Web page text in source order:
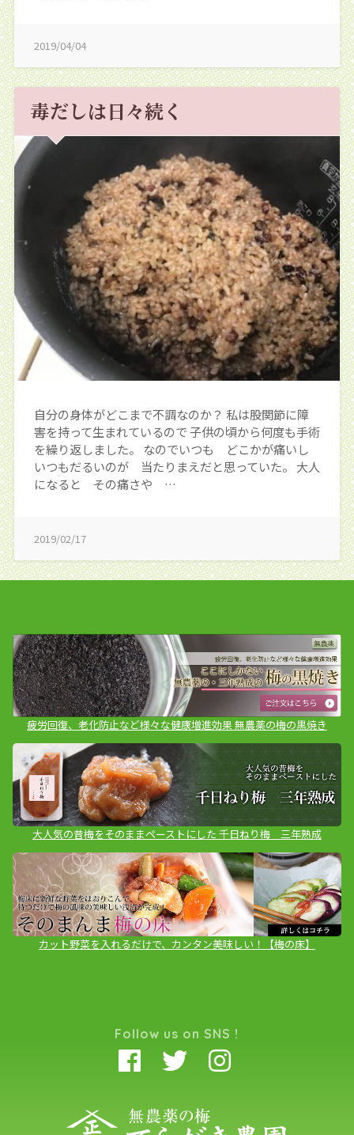
2019/04/04
毒だしは日々続く
自分の身体がどこまで不調なのか？ 私は股関節に障
害を持って生まれているので 子供の頃から何度も手術
を繰り返しました。 なのでいつも どこかが痛いし
いつもだるいのが 当たりまえだと思っていた。 大人
になると その痛さや …
2019/02/17
疲労回復、老化防止など様々な健康増進効果 無農薬の梅の黒焼き
大人気の昔梅をそのままペーストにした 千日ねり梅 三年熟成
カット野菜を入れるだけで、カンタン美味しい！【梅の床】
Follow us on SNS !